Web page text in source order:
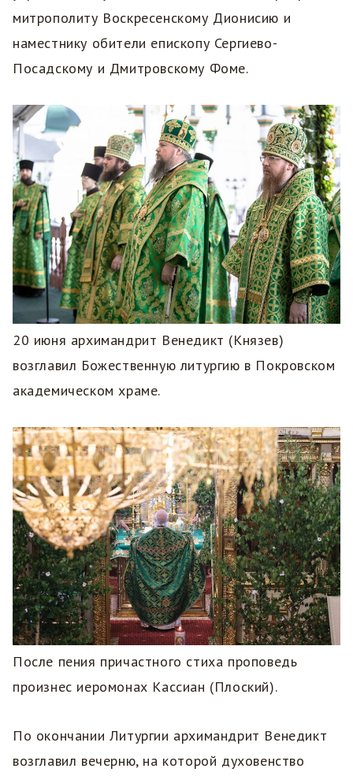
митрополиту Воскресенскому Дионисию и
наместнику обители епископу Сергиево-
Посадскому и Дмитровскому Фоме.
20 июня архимандрит Венедикт (Князев)
возглавил Божественную литургию в Покровском
академическом храме.
После пения причастного стиха проповедь
произнес иеромонах Кассиан (Плоский).
По окончании Литургии архимандрит Венедикт
возглавил вечерню, на которой духовенство